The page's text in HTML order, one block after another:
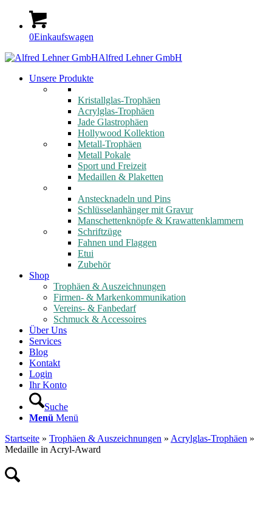
0Einkaufswagen
Alfred Lehner GmbH
Unsere Produkte
Kristallglas-Trophäen
Acrylglas-Trophäen
Jade Glastrophäen
Hollywood Kollektion
Metall-Trophäen
Metall Pokale
Sport und Freizeit
Medaillen & Plaketten
Anstecknadeln und Pins
Schlüsselanhänger mit Gravur
Manschettenknöpfe & Krawattenklammern
Schriftzüge
Fahnen und Flaggen
Etui
Zubehör
Shop
Trophäen & Auszeichnungen
Firmen- & Markenkommunikation
Vereins- & Fanbedarf
Schmuck & Accessoires
Über Uns
Services
Blog
Kontakt
Login
Ihr Konto
Suche
Menü Menü
Startseite » Trophäen & Auszeichnungen » Acrylglas-Trophäen »
Medaille in Acryl-Award